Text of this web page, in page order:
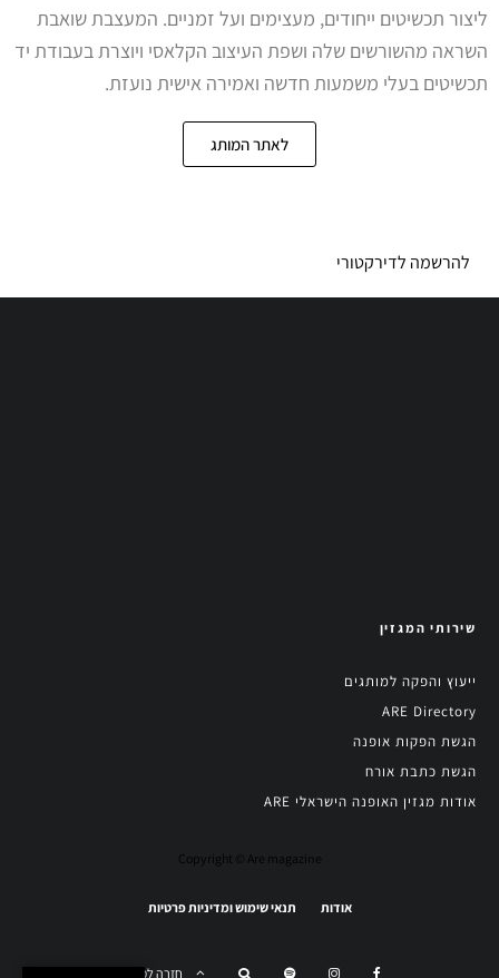
ליצור תכשיטים ייחודים, מעצימים ועל זמניים. המעצבת שואבת
השראה מהשורשים שלה ושפת העיצוב הקלאסי ויוצרת בעבודת יד
תכשיטים בעלי משמעות חדשה ואמירה אישית נועזת.
לאתר המותג
להרשמה לדירקטורי
שירותי המגזין
ייעוץ והפקה למותגים
ARE Directory
הגשת הפקות אופנה
הגשת כתבת אורח
אודות מגזין האופנה הישראלי ARE
Copyright © Are magazine
אודות תנאי שימוש ומדיניות פרטיות
חזרה למעלה